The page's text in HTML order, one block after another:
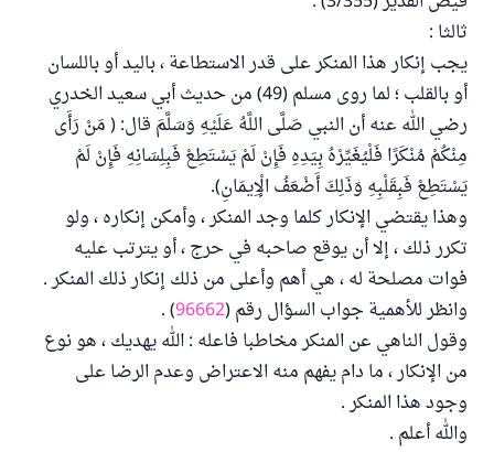
ثالثا :
يجب إنكار هذا المنكر على قدر الاستطاعة ، باليد أو باللسان
أو بالقلب ؛ لما روى مسلم (49) من حديث أبي سعيد الخدري
رضي الله عنه أن النبي صَلَّى اللَّهُ عَلَيْهِ وَسَلَّمَ قال: ( مَنْ رَأَى
مِنْكُمْ مُنْكَرًا فَلْيُغَيِّرْهُ بِيَدِهِ فَإِنْ لَمْ يَسْتَطِعْ فَبِلِسَانِهِ فَإِنْ لَمْ
يَسْتَطِعْ فَبِقَلْبِهِ وَذَلِكَ أَضْعَفُ الْإِيمَانِ).
وهذا يقتضي الإنكار كلما وجد المنكر ، وأمكن إنكاره ، ولو
تكرر ذلك ، إلا أن يوقع صاحبه في حرج ، أو يترتب عليه
فوات مصلحة له ، هي أهم وأعلى من ذلك إنكار ذلك المنكر .
وانظر للأهمية جواب السؤال رقم (96662
) .
وقول الناهي عن المنكر مخاطبا فاعله : الله يهديك ، هو نوع
من الإنكار ، ما دام يفهم منه الاعتراض وعدم الرضا على
وجود هذا المنكر .
والله أعلم .